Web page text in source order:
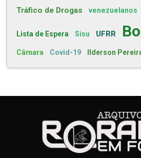
Tráfico de Drogas venezuelanos
Lista de Espera Sisu UFRR
Câmara Covid-19 Ilderson